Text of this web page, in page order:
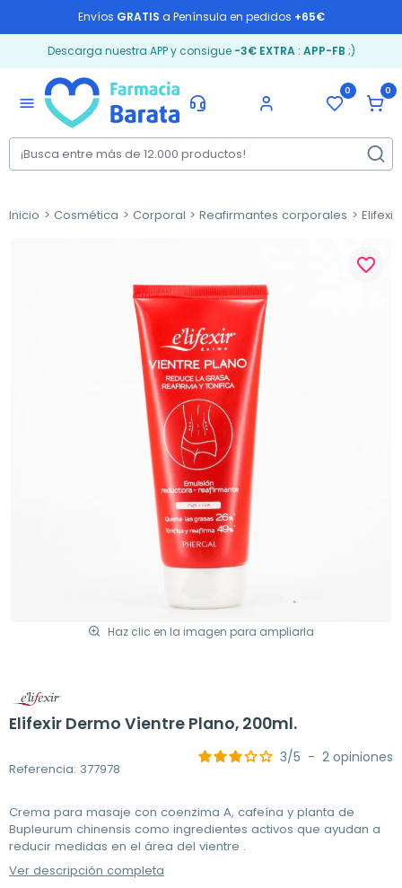
Envíos GRATIS a Península en pedidos +65€
Descarga nuestra APP y consigue -3€ EXTRA: APP-FB ;)
menu
0 0
Inicio Cosmética Corporal Reafirmantes corporales
Haz clic en la imagen para ampliarla
favorite_border
Elifexir Dermo Vientre Plano, 200ml.
Referencia: 377978
3/5 - 2 opiniones
Crema para masaje con coenzima A, cafeína y planta de
Bupleurum chinensis como ingredientes activos que ayudan a
reducir medidas en el área del vientre .
Ver descripción completa